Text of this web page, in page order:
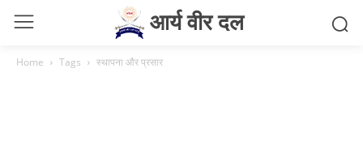
आर्य वीर दल
Home Tags स्थापना और प्रसार